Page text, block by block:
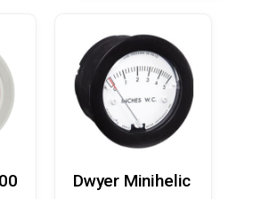
Læs Mere
Dwyer Minihelic